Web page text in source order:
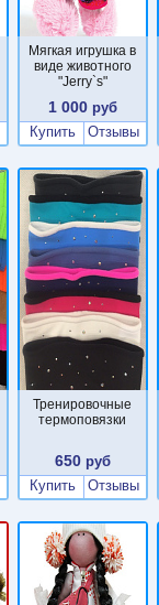
Мягкая игрушка в
виде животного
"Jerry`s"
1 000 руб
Купить
Отзывы
Тренировочные
термоповязки
650 руб
Купить
Отзывы